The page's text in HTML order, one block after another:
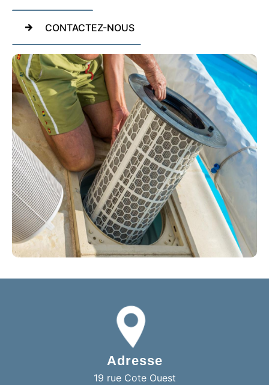
CONTACTEZ-NOUS
Adresse
19 rue Cote Ouest